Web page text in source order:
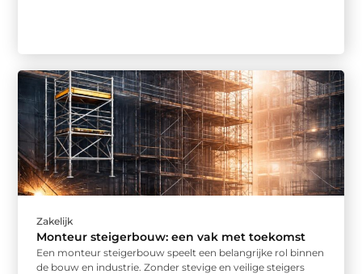
Zakelijk
Monteur steigerbouw: een vak met toekomst
Een monteur steigerbouw speelt een belangrijke rol binnen
de bouw en industrie. Zonder stevige en veilige steigers